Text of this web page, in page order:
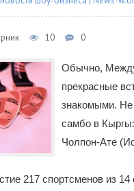
10 0
Обычно,
прекрасные
знакомыми.
самбо в
Чолпон-Ате
217 спортсменов из